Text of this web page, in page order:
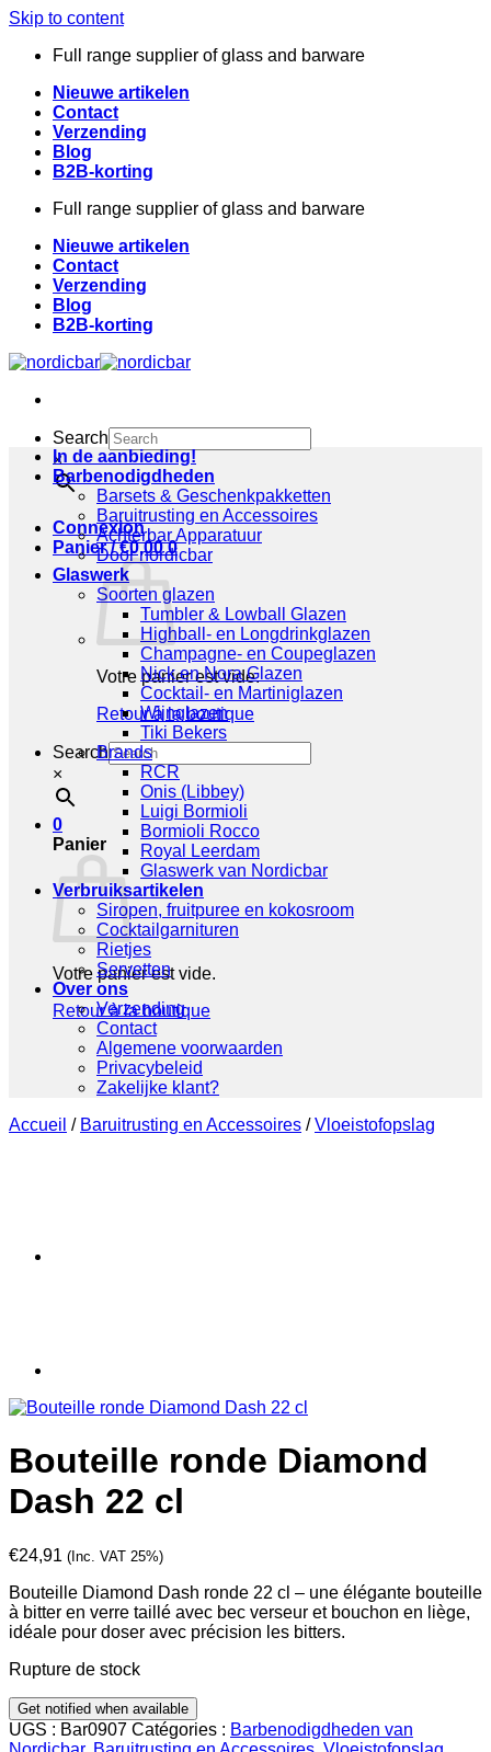
Skip to content
Full range supplier of glass and barware
Nieuwe artikelen
Contact
Verzending
Blog
B2B-korting
Full range supplier of glass and barware
Nieuwe artikelen
Contact
Verzending
Blog
B2B-korting
Search
×
Connexion
Panier /€0,00 0
Votre panier est vide.
Retour à la boutique
Search
×
0
Panier
Votre panier est vide.
Retour à la boutique
In de aanbieding!
Barbenodigdheden
Barsets & Geschenkpakketten
Baruitrusting en Accessoires
Achterbar Apparatuur
Door nordicbar
Glaswerk
Soorten glazen
Tumbler & Lowball Glazen
Highball- en Longdrinkglazen
Champagne- en Coupeglazen
Nick en Nora Glazen
Cocktail- en Martiniglazen
Wijnglazen
Tiki Bekers
Brands
RCR
Onis (Libbey)
Luigi Bormioli
Bormioli Rocco
Royal Leerdam
Glaswerk van Nordicbar
Verbruiksartikelen
Siropen, fruitpuree en kokosroom
Cocktailgarnituren
Rietjes
Servetten
Over ons
Verzending
Contact
Algemene voorwaarden
Privacybeleid
Zakelijke klant?
Accueil / Baruitrusting en Accessoires / Vloeistofopslag
Bouteille ronde Diamond
Dash 22 cl
€24,91 (Inc. VAT 25%)
Bouteille Diamond Dash ronde 22 cl – une élégante bouteille
à bitter en verre taillé avec bec verseur et bouchon en liège,
idéale pour doser avec précision les bitters.
Rupture de stock
UGS : Bar0907 Catégories : Barbenodigdheden van